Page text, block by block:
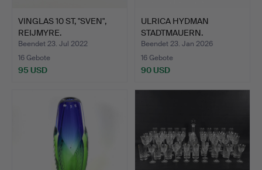
VINGLAS 10 ST, "SVEN",
REIJMYRE.
Beendet 23. Jul 2022
16 Gebote
95 USD
ULRICA HYDMAN
STADTMAUERN.
Miniaturen, 4 S…
Beendet 23. Jan 2026
16 Gebote
90 USD